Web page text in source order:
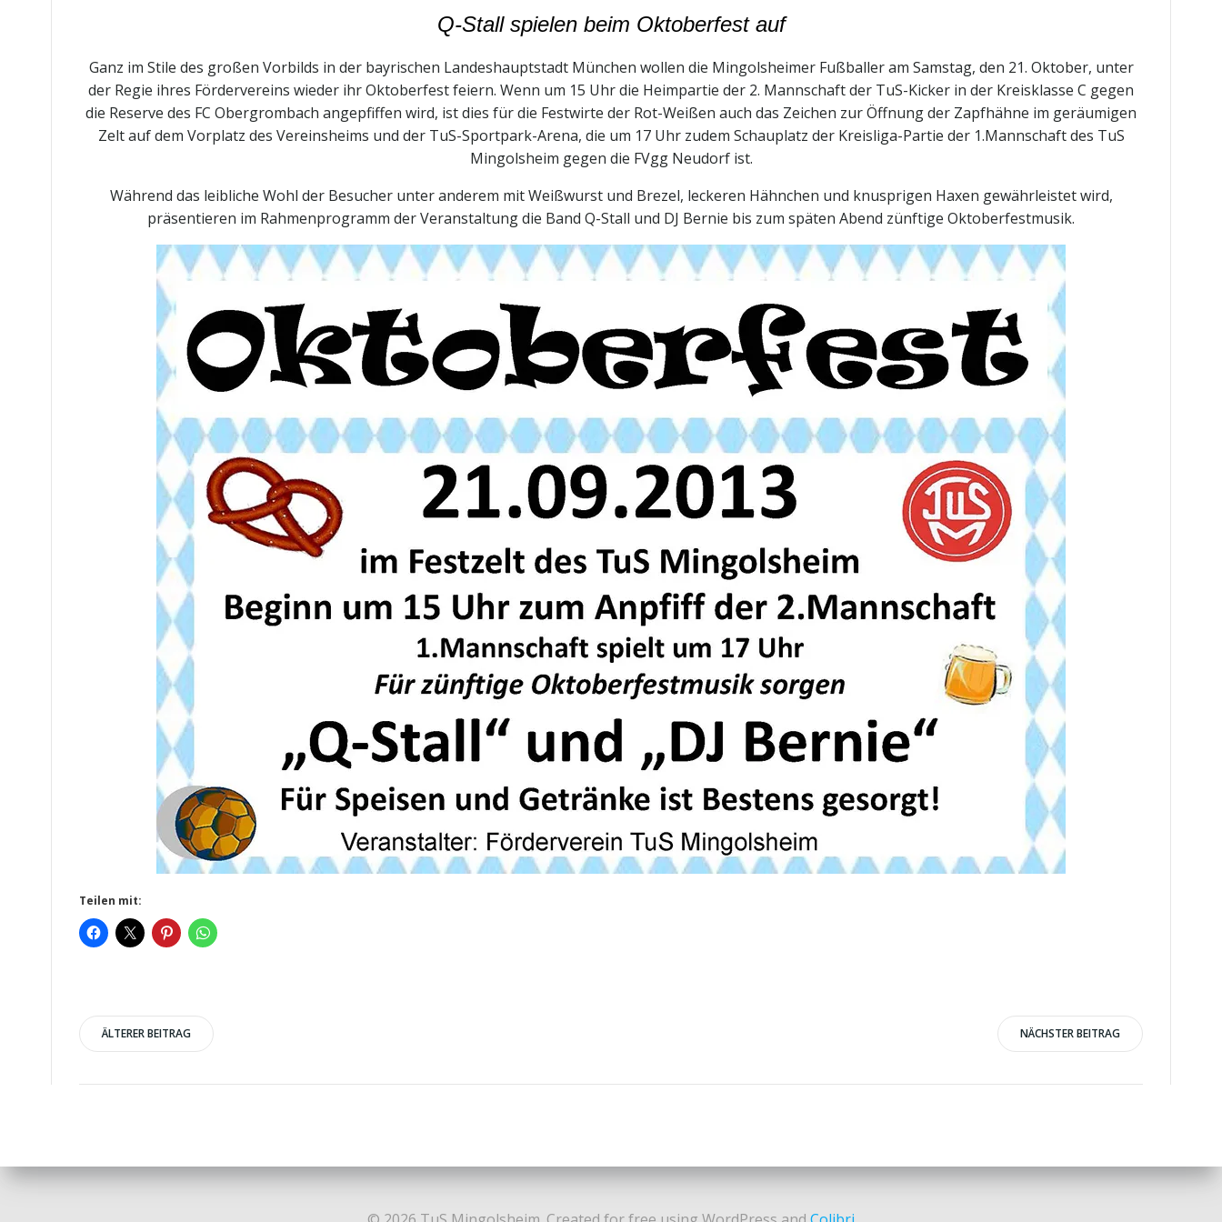
Q-Stall spielen beim Oktoberfest auf
Ganz im Stile des großen Vorbilds in der bayrischen Landeshauptstadt München wollen die Mingolsheimer Fußballer am Samstag, den 21. Oktober, unter
der Regie ihres Fördervereins wieder ihr Oktoberfest feiern. Wenn um 15 Uhr die Heimpartie der 2. Mannschaft der TuS-Kicker in der Kreisklasse C gegen
die Reserve des FC Obergrombach angepfiffen wird, ist dies für die Festwirte der Rot-Weißen auch das Zeichen zur Öffnung der Zapfhähne im geräumigen
Zelt auf dem Vorplatz des Vereinsheims und der TuS-Sportpark-Arena, die um 17 Uhr zudem Schauplatz der Kreisliga-Partie der 1.Mannschaft des TuS
Mingolsheim gegen die FVgg Neudorf ist.
Während das leibliche Wohl der Besucher unter anderem mit Weißwurst und Brezel, leckeren Hähnchen und knusprigen Haxen gewährleistet wird,
präsentieren im Rahmenprogramm der Veranstaltung die Band Q-Stall und DJ Bernie bis zum späten Abend zünftige Oktoberfestmusik.
Teilen mit:
Post
navigation
ÄLTERER BEITRAG
navigation
NÄCHSTER BEITRAG